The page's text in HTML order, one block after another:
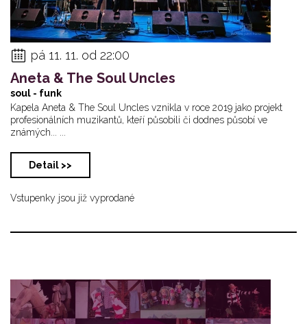
pá 11. 11. od 22:00
Aneta & The Soul Uncles
soul - funk
Kapela Aneta & The Soul Uncles vznikla v roce 2019 jako projekt
profesionálních muzikantů, kteří působili či dodnes působí ve
známých... ...
Detail >>
Vstupenky jsou již vyprodané